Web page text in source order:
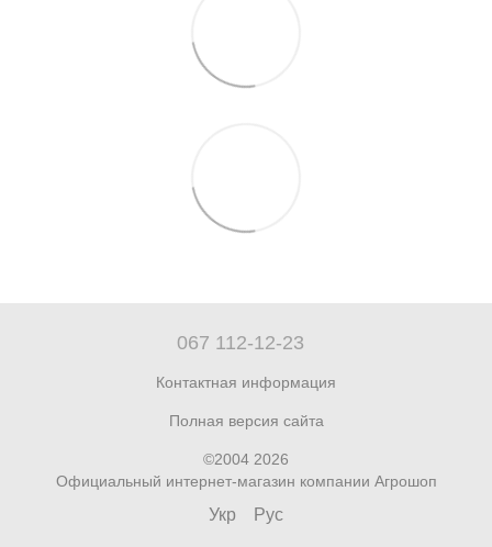
067 112-12-23
Контактная информация
Полная версия сайта
©2004 2026
Официальный интернет-магазин компании Агрошоп
Укр Рус